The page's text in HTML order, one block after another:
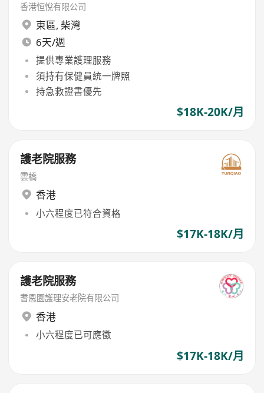
香港恒悅有限公司
東區, 柴灣
6天/週
提供專業護理服務
須持有保健員統一牌照
持急救證書優先
$18K-20K/月
護老院服務
雲橋
香港
小六程度已符合資格
$17K-18K/月
護老院服務
耆恩園護理安老院有限公司
香港
小六程度已可應徵
$17K-18K/月